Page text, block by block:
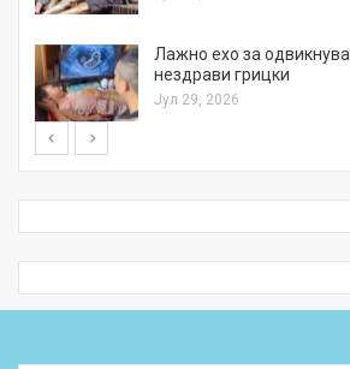
Лажно ехо за
нездрави грицки
Јул 29, 2026